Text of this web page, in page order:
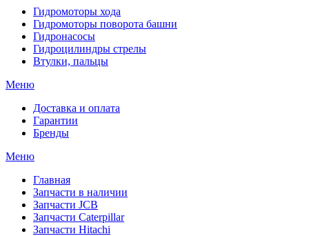
Гидромоторы хода
Гидромоторы поворота башни
Гидронасосы
Гидроцилиндры стрелы
Втулки, пальцы
Меню
Доставка и оплата
Гарантии
Бренды
Меню
Главная
Запчасти в наличии
Запчасти JCB
Запчасти Caterpillar
Запчасти Hitachi